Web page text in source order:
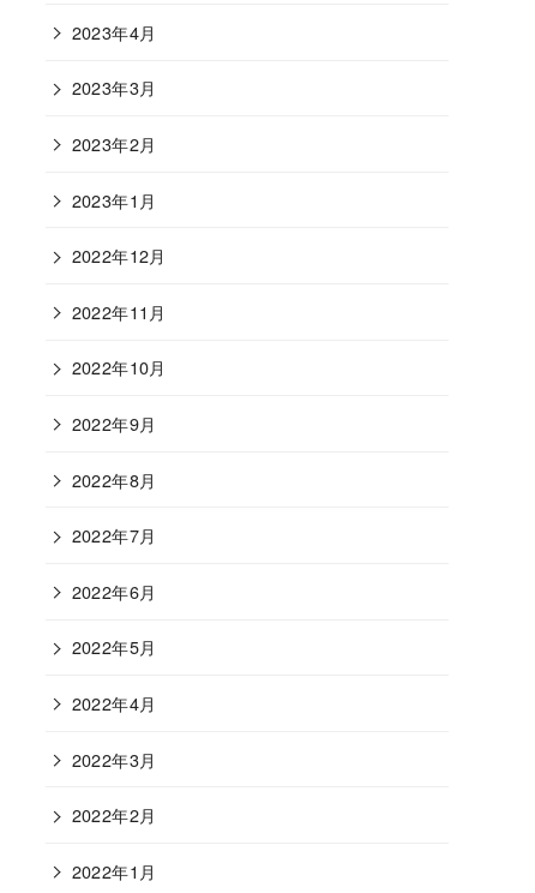
2023年4月
2023年3月
2023年2月
2023年1月
2022年12月
2022年11月
2022年10月
2022年9月
2022年8月
2022年7月
2022年6月
2022年5月
2022年4月
2022年3月
2022年2月
2022年1月